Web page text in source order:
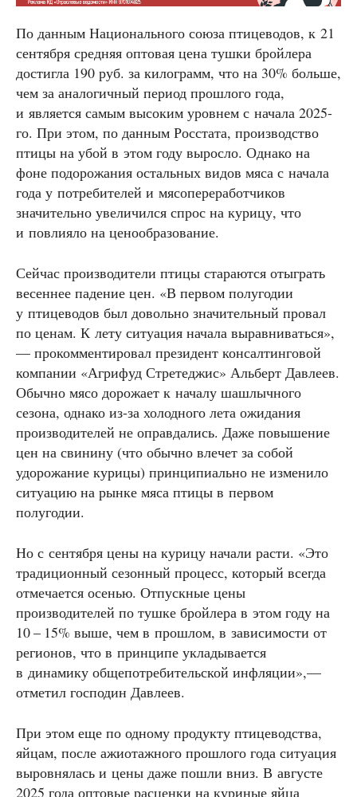
По данным Национального союза птицеводов, к 21
сентября средняя оптовая цена тушки бройлера
достигла 190 руб. за килограмм, что на 30% больше,
чем за аналогичный период прошлого года,
и является самым высоким уровнем с начала 2025-
го. При этом, по данным Росстата, производство
птицы на убой в этом году выросло. Однако на
фоне подорожания остальных видов мяса с начала
года у потребителей и мясопереработчиков
значительно увеличился спрос на курицу, что
и повлияло на ценообразование.
Сейчас производители птицы стараются отыграть
весеннее падение цен. «В первом полугодии
у птицеводов был довольно значительный провал
по ценам. К лету ситуация начала выравниваться»,
— прокомментировал президент консалтинговой
компании «Агрифуд Стретеджис» Альберт Давлеев.
Обычно мясо дорожает к началу шашлычного
сезона, однако из-за холодного лета ожидания
производителей не оправдались. Даже повышение
цен на свинину (что обычно влечет за собой
удорожание курицы) принципиально не изменило
ситуацию на рынке мяса птицы в первом
полугодии.
Но с сентября цены на курицу начали расти. «Это
традиционный сезонный процесс, который всегда
отмечается осенью. Отпускные цены
производителей по тушке бройлера в этом году на
10 – 15% выше, чем в прошлом, в зависимости от
регионов, что в принципе укладывается
в динамику общепотребительской инфляции»,—
отметил господин Давлеев.
При этом еще по одному продукту птицеводства,
яйцам, после ажиотажного прошлого года ситуация
выровнялась и цены даже пошли вниз. В августе
2025 года оптовые расценки на куриные яйца